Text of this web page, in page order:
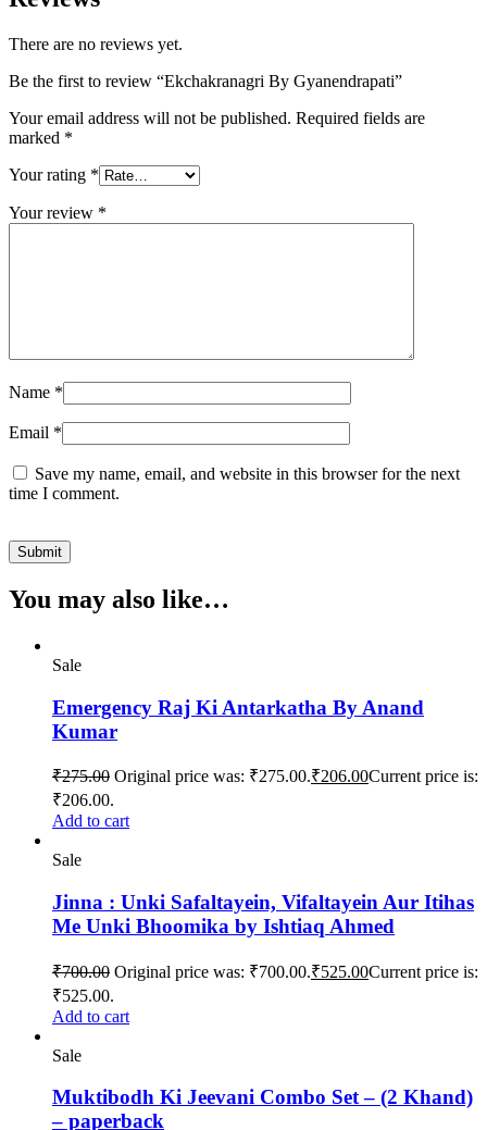
There are no reviews yet.
Be the first to review “Ekchakranagri By Gyanendrapati”
Your email address will not be published. Required fields are
marked *
Your rating *
Your review *
Name *
Email *
Save my name, email, and website in this browser for the next
time I comment.
You may also like…
Sale
Emergency Raj Ki Antarkatha By Anand
Kumar
₹275.00 Original price was: ₹275.00.₹206.00Current price is:
₹206.00.
Add to cart
Sale
Jinna : Unki Safaltayein, Vifaltayein Aur Itihas
Me Unki Bhoomika by Ishtiaq Ahmed
₹700.00 Original price was: ₹700.00.₹525.00Current price is:
₹525.00.
Add to cart
Sale
Muktibodh Ki Jeevani Combo Set – (2 Khand)
– paperback